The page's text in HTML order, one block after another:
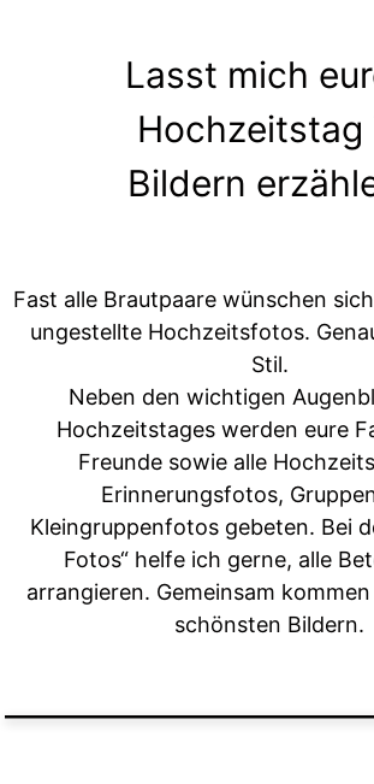
Lasst mich
Hochzeitstag
Bildern
Fast alle Brautpaare wünschen
ungestellte Hochzeitsfotos.
Stil.
Neben den wichtigen
Hochzeitstages werden eure
Freunde sowie alle
Erinnerungsfotos,
Kleingruppenfotos gebeten. Bei
Fotos“ helfe ich gerne, alle
arrangieren. Gemeinsam
schönsten Bildern.